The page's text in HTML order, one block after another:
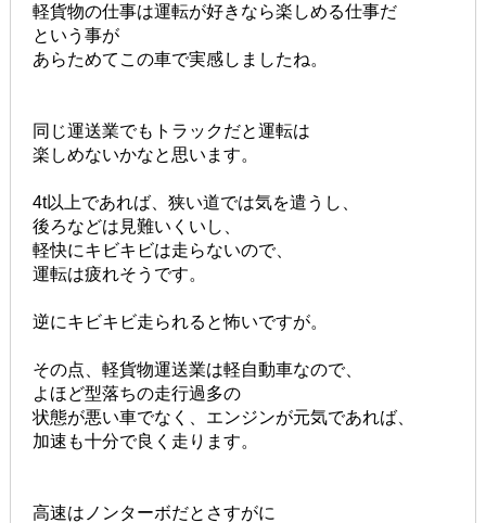
軽貨物の仕事は運転が好きなら楽しめる仕事だ
という事が
あらためてこの車で実感しましたね。
同じ運送業でもトラックだと運転は
楽しめないかなと思います。
4t以上であれば、狭い道では気を遣うし、
後ろなどは見難いくいし、
軽快にキビキビは走らないので、
運転は疲れそうです。
逆にキビキビ走られると怖いですが。
その点、軽貨物運送業は軽自動車なので、
よほど型落ちの走行過多の
状態が悪い車でなく、エンジンが元気であれば、
加速も十分で良く走ります。
高速はノンターボだとさすがに